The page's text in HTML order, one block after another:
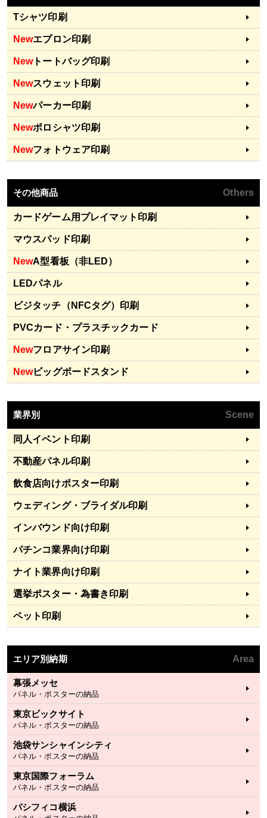
Tシャツ印刷
Newエプロン印刷
Newトートバッグ印刷
Newスウェット印刷
Newパーカー印刷
Newポロシャツ印刷
Newフォトウェア印刷
その他商品 Others
カードゲーム用プレイマット印刷
マウスパッド印刷
NewA型看板（非LED）
LEDパネル
ビジタッチ（NFCタグ）印刷
PVCカード・プラスチックカード
Newフロアサイン印刷
Newビッグボードスタンド
業界別 Scene
同人イベント印刷
不動産パネル印刷
飲食店向けポスター印刷
ウェディング・ブライダル印刷
インバウンド向け印刷
パチンコ業界向け印刷
ナイト業界向け印刷
選挙ポスター・為書き印刷
ペット印刷
エリア別納期 Area
幕張メッセ
パネル・ポスターの納品
東京ビックサイト
パネル・ポスターの納品
池袋サンシャインシティ
パネル・ポスターの納品
東京国際フォーラム
パネル・ポスターの納品
パシフィコ横浜